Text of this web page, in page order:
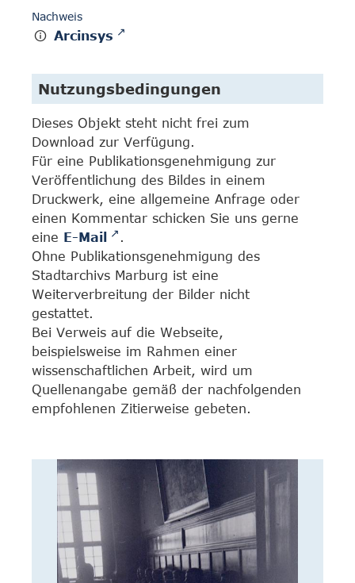
Nachweis
Arcinsys
Nutzungsbedingungen
Dieses Objekt steht nicht frei zum
Download zur Verfügung.
Für eine Publikationsgenehmigung zur
Veröffentlichung des Bildes in einem
Druckwerk, eine allgemeine Anfrage oder
einen Kommentar schicken Sie uns gerne
eine E-Mail
.
Ohne Publikationsgenehmigung des
Stadtarchivs Marburg ist eine
Weiterverbreitung der Bilder nicht
gestattet.
Bei Verweis auf die Webseite,
beispielsweise im Rahmen einer
wissenschaftlichen Arbeit, wird um
Quellenangabe gemäß der nachfolgenden
empfohlenen Zitierweise gebeten.